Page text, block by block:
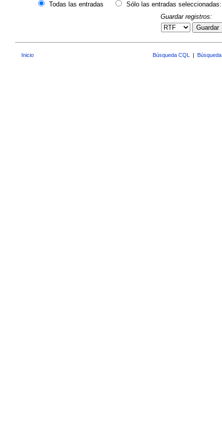
Todas las entradas
Sólo las entradas seleccionadas:
Guardar registros:
Guardar
Inicio Búsqueda CQL